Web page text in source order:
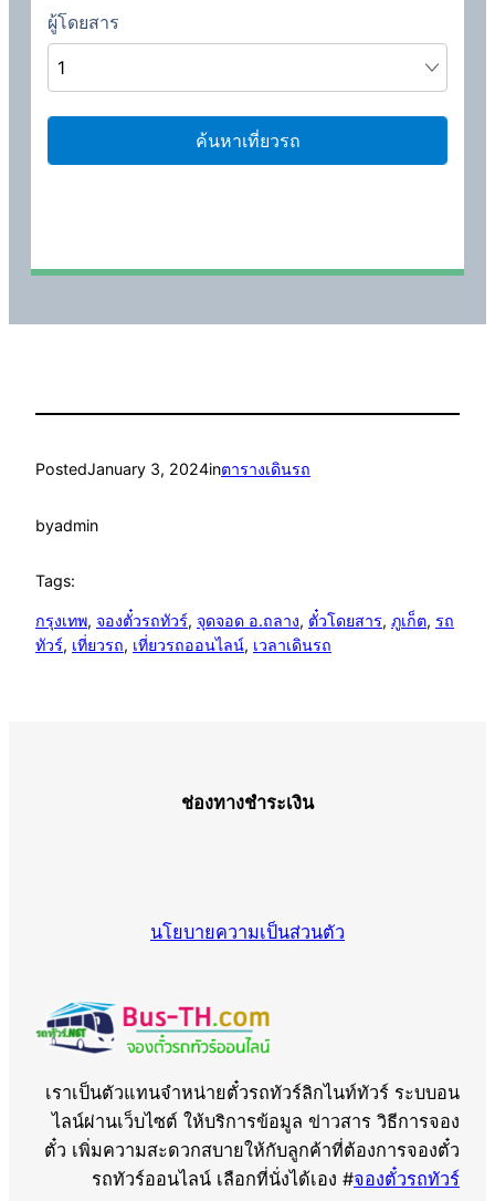
PostedJanuary 3, 2024inตารางเดินรถ
byadmin
Tags:
กรุงเทพ, จองตั๋วรถทัวร์, จุดจอด อ.ถลาง, ตั๋วโดยสาร, ภูเก็ต, รถ
ทัวร์, เที่ยวรถ, เที่ยวรถออนไลน์, เวลาเดินรถ
ช่องทางชำระเงิน
นโยบายความเป็นส่วนตัว
เราเป็นตัวแทนจำหน่ายตั๋วรถทัวร์ลิกไนท์ทัวร์ ระบบอน
ไลน์ผ่านเว็บไซต์ ให้บริการข้อมูล ข่าวสาร วิธีการจอง
ตั๋ว เพิ่มความสะดวกสบายให้กับลูกค้าที่ต้องการจองตั๋ว
รถทัวร์ออนไลน์ เลือกที่นั่งได้เอง #จองตั๋วรถทัวร์